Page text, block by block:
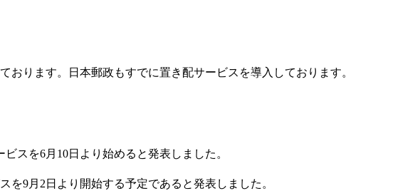
ります。日本郵政もすでに置き配サービスを導入しております。
スを6月10日より始めると発表しました。
9月2日より開始する予定であると発表しました。